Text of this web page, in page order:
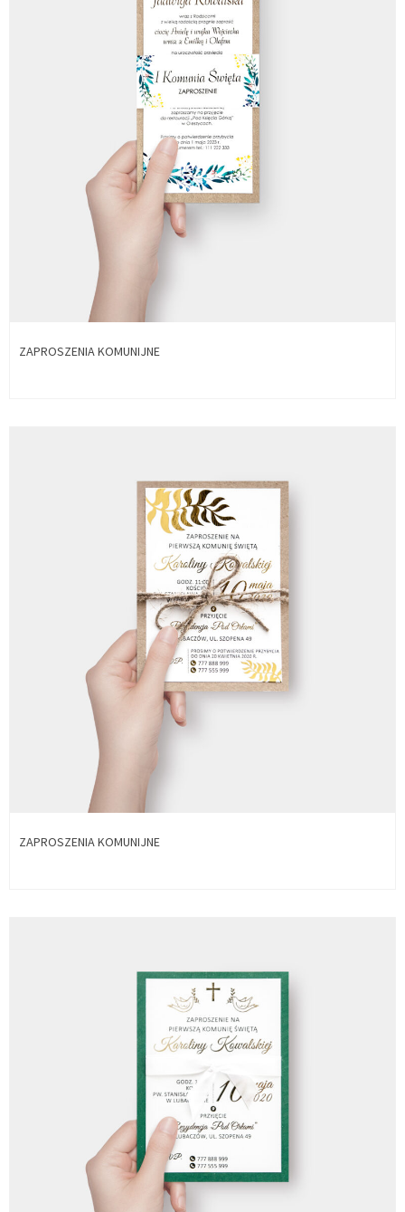
ZAPROSZENIA KOMUNIJNE
ZAPROSZENIA KOMUNIJNE